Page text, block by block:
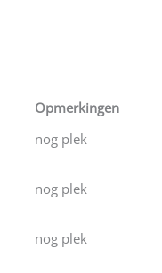
Opmerkingen
nog plek
nog plek
nog plek